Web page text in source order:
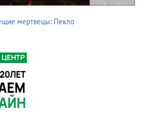
мертвецы: Пекло